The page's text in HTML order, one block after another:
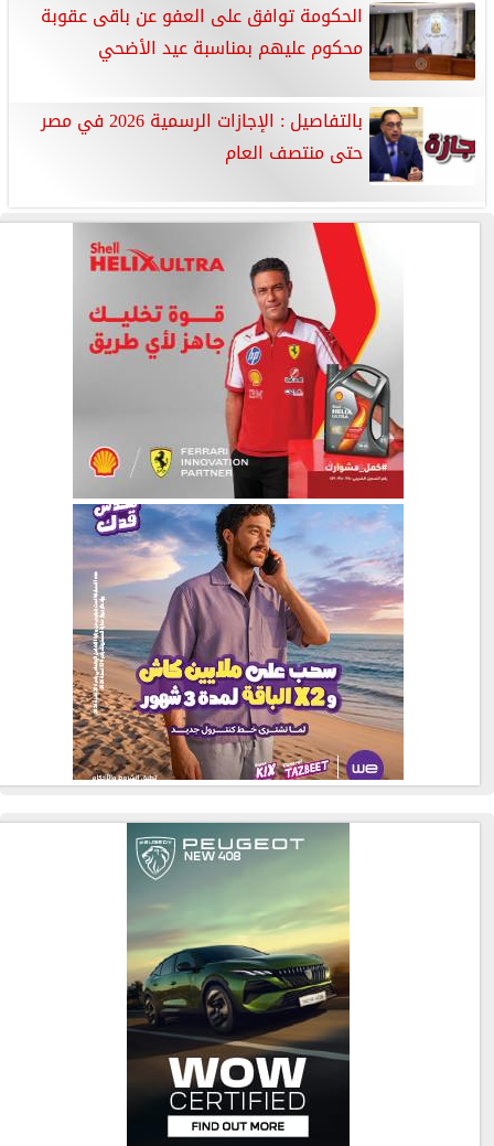
الحكومة توافق على العفو عن باقى عقوبة
محكوم عليهم بمناسبة عيد الأضحي
بالتفاصيل : الإجازات الرسمية 2026 في مصر
حتى منتصف العام